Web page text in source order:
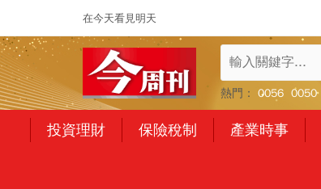
在今天看見明天
熱門： 0056 0050
投資理財 保險稅制 產業時事